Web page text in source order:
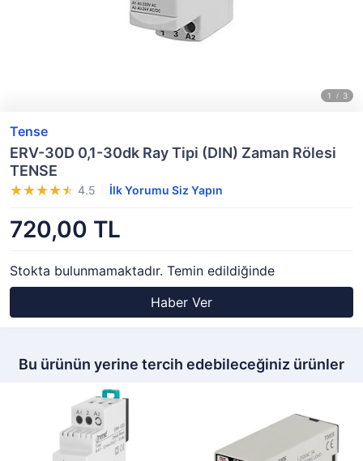
Tense
ERV-30D 0,1-30dk Ray Tipi (DIN) Zaman Rölesi
TENSE
4.5 İlk Yorumu Siz Yapın
720,00 TL
Stokta bulunmamaktadır. Temin edildiğinde
Haber Ver
Bu ürünün yerine tercih edebileceğiniz ürünler